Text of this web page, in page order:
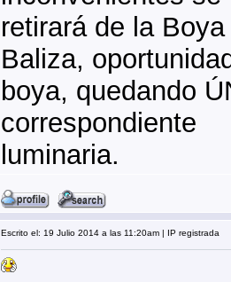
retirará de la
Baliza,
boya, quedando
correspondiente
luminaria.
Escrito el: 19 Julio 2014 a las 11:20am | IP registrada